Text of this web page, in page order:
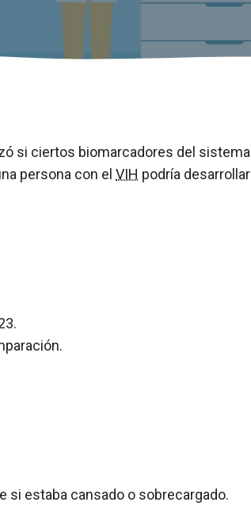
si ciertos biomarcadores del sistema
persona con el VIH podría desarrollar
si estaba cansado o sobrecargado.